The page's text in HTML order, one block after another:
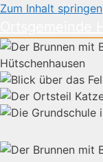
Zum Inhalt springen